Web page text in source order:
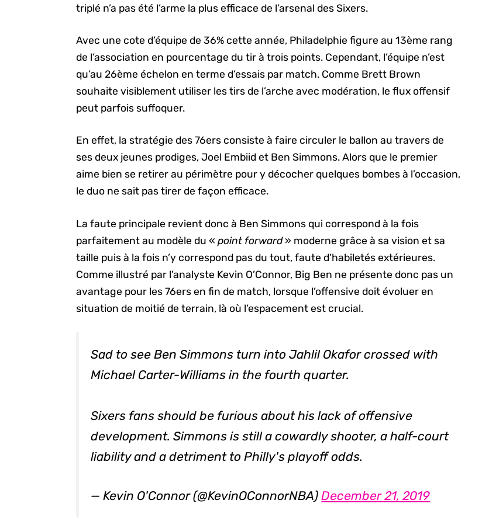
triplé n’a pas été l’arme la plus efficace de l’arsenal des Sixers.
Avec une cote d’équipe de 36% cette année, Philadelphie figure au 13ème rang
de l’association en pourcentage du tir à trois points. Cependant, l’équipe n’est
qu’au 26ème échelon en terme d’essais par match. Comme Brett Brown
souhaite visiblement utiliser les tirs de l’arche avec modération, le flux offensif
peut parfois suffoquer.
En effet, la stratégie des 76ers consiste à faire circuler le ballon au travers de
ses deux jeunes prodiges, Joel Embiid et Ben Simmons. Alors que le premier
aime bien se retirer au périmètre pour y décocher quelques bombes à l’occasion,
le duo ne sait pas tirer de façon efficace.
La faute principale revient donc à Ben Simmons qui correspond à la fois
parfaitement au modèle du «point forward» moderne grâce à sa vision et sa
taille puis à la fois n’y correspond pas du tout, faute d’habiletés extérieures.
Comme illustré par l’analyste Kevin O’Connor, Big Ben ne présente donc pas un
avantage pour les 76ers en fin de match, lorsque l’offensive doit évoluer en
situation de moitié de terrain, là où l’espacement est crucial.
Sad to see Ben Simmons turn into Jahlil Okafor crossed with
Michael Carter-Williams in the fourth quarter.
Sixers fans should be furious about his lack of offensive
development. Simmons is still a cowardly shooter, a half-court
liability and a detriment to Philly's playoff odds.
— Kevin O'Connor (@KevinOConnorNBA)December 21, 2019